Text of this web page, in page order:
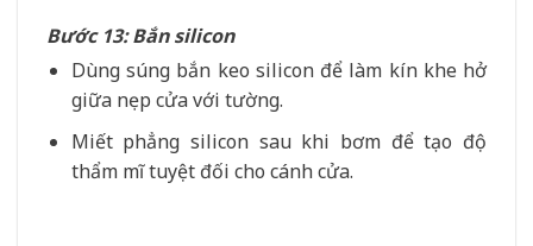
Bước 13: Bắn silicon
Dùng súng bắn keo silicon để làm kín khe hở
giữa nẹp cửa với tường.
Miết phẳng silicon sau khi bơm để tạo độ
thẩm mĩ tuyệt đối cho cánh cửa.